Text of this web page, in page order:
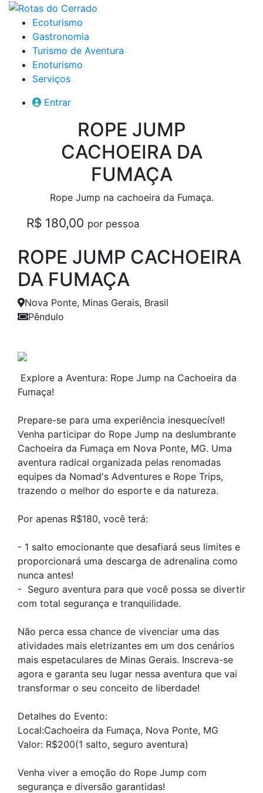
Ecoturismo
Gastronomia
Turismo de Aventura
Enoturismo
Serviços
Entrar
ROPE JUMP
CACHOEIRA DA
FUMAÇA
Rope Jump na cachoeira da Fumaça.
R$ 180,00 por pessoa
ROPE JUMP CACHOEIRA
DA FUMAÇA
Nova Ponte, Minas Gerais, Brasil
Pêndulo
Explore a Aventura: Rope Jump na Cachoeira da
Fumaça!
Prepare-se para uma experiência inesquecível!
Venha participar do Rope Jump na deslumbrante
Cachoeira da Fumaça em Nova Ponte, MG. Uma
aventura radical organizada pelas renomadas
equipes da Nomad's Adventures e Rope Trips,
trazendo o melhor do esporte e da natureza.
Por apenas R$180, você terá:
- 1 salto emocionante que desafiará seus limites e
proporcionará uma descarga de adrenalina como
nunca antes!
- Seguro aventura para que você possa se divertir
com total segurança e tranquilidade.
Não perca essa chance de vivenciar uma das
atividades mais eletrizantes em um dos cenários
mais espetaculares de Minas Gerais. Inscreva-se
agora e garanta seu lugar nessa aventura que vai
transformar o seu conceito de liberdade!
Detalhes do Evento:
Local:Cachoeira da Fumaça, Nova Ponte, MG
Valor: R$200(1 salto, seguro aventura)
Venha viver a emoção do Rope Jump com
segurança e diversão garantidas!